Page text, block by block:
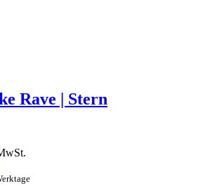
Rave | Stern